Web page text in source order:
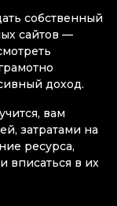
собственный
сайтов —
доход.
вам
затратами на
ресурса,
вписаться в их